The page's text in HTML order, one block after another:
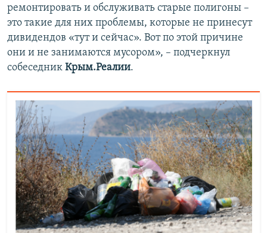
ремонтировать и обслуживать старые полигоны –
это такие для них проблемы, которые не принесут
дивидендов «тут и сейчас». Вот по этой причине
они и не занимаются мусором», – подчеркнул
собеседник Крым.Реалии.